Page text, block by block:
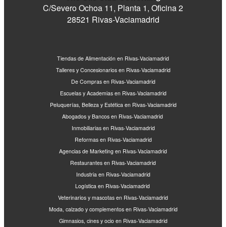
C/Severo Ochoa 11, Planta 1, Oficina 2
28521 Rivas-Vaciamadrid
Tiendas de Alimentación en Rivas-Vaciamadrid
Talleres y Concesionarios en Rivas-Vaciamadrid
De Compras en Rivas-Vaciamadrid
Escuelas y Academias en Rivas-Vaciamadrid
Peluquerías, Belleza y Estética en Rivas-Vaciamadrid
Abogados y Bancos en Rivas-Vaciamadrid
Inmobiliarias en Rivas-Vaciamadrid
Reformas en Rivas-Vaciamadrid
Agencias de Marketing en Rivas-Vaciamadrid
Restaurantes en Rivas-Vaciamadrid
Industria en Rivas-Vaciamadrid
Logística en Rivas-Vaciamadrid
Veterinarios y mascotas en Rivas-Vaciamadrid
Moda, calzado y complementos en Rivas-Vaciamadrid
Gimnasios, cines y ocio en Rivas-Vaciamadrid